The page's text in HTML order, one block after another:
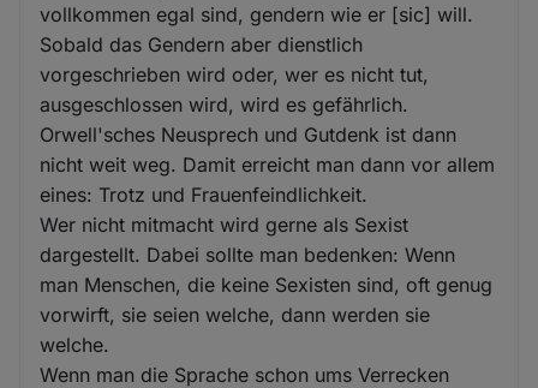
vollkommen egal sind, gendern wie er [sic] will.
Sobald das Gendern aber dienstlich
vorgeschrieben wird oder, wer es nicht tut,
ausgeschlossen wird, wird es gefährlich.
Orwell'sches Neusprech und Gutdenk ist dann
nicht weit weg. Damit erreicht man dann vor allem
eines: Trotz und Frauenfeindlichkeit.
Wer nicht mitmacht wird gerne als Sexist
dargestellt. Dabei sollte man bedenken: Wenn
man Menschen, die keine Sexisten sind, oft genug
vorwirft, sie seien welche, dann werden sie
welche.
Wenn man die Sprache schon ums Verrecken